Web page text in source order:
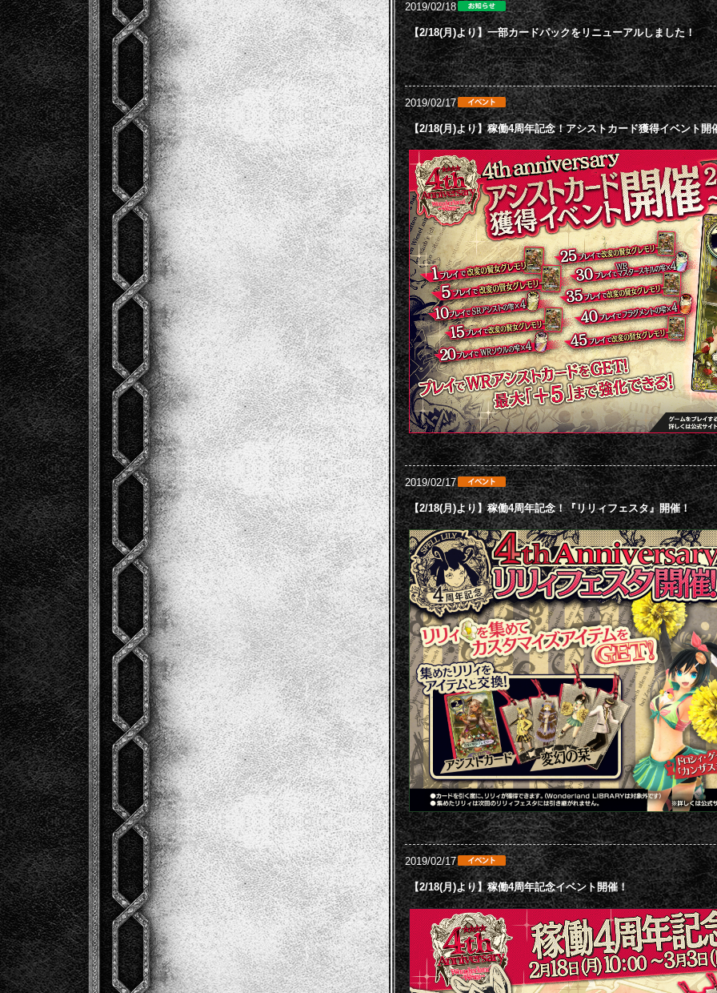
2019/02/18
【2/18(月)より】一部カードパックをリニューアルしました！
2019/02/17
【2/18(月)より】稼働4周年記念！アシストカード獲得イベント開
2019/02/17
【2/18(月)より】稼働4周年記念！『リリィフェスタ』開催！
2019/02/17
【2/18(月)より】稼働4周年記念イベント開催！